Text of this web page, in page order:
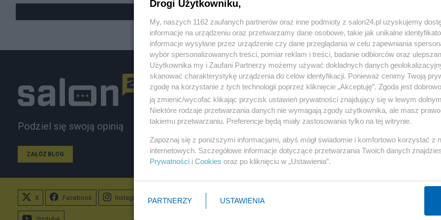
Podziel się swoją opinią
ZAŁÓŻ BLOG
Polityka
Rosja
PiS
Prezydent
NATO
Gospodarka
Biznes
Pieniądze
Centralny Port Komunikacyjny
Inwestycje
Podatki
X Facebook Instagram
Youtube
Drogi Użytkowniku,
My, naszych 1162 zaufanych partnerów oraz inne podmioty z salon24.pl uzyskujemy
informacje na urządzeniu oraz przetwarzamy dane osobowe, takie jak unikalne
informacje wysyłane przez urządzenie czy dane przeglądania w celu zapewniania
wybór spersonalizowanych treści, pomiar reklam i treści, badanie odbiorców oraz
Użytkownika my i Zaufani Partnerzy możemy używać dokładnych danych
skanować charakterystykę urządzenia do celów identyfikacji. Ponieważ cenimy Twoją
zgodę na korzystanie z tych technologii poprzez kliknięcie „Akceptuję”. Zgoda jest
ją zmienić/wycofać klikając przycisk ustawień prywatności znajdujący się w lewym
Niektóre rodzaje przetwarzania danych nie wymagają zgody użytkownika, ale masz
takiemu przetwarzaniu. Preferencje będą miały zastosowania tylko na tej witrynie.
Zapoznaj się z poniższymi informacjami, abyś mógł świadomie i komfortowo korzystać z
internetowych. Szczegółowe informacje dotyczące przetwarzania Twoich danych
Prywatności i Cookies oraz po kliknięciu w „Ustawienia”.
PARTNERZY USTAWIENIA